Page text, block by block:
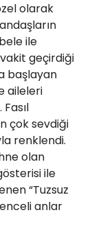
olarak
ile
geçirdiği
başlayan
aileleri
çok sevdiği
renklendi.
olan
ile
“Tuzsuz
anlar